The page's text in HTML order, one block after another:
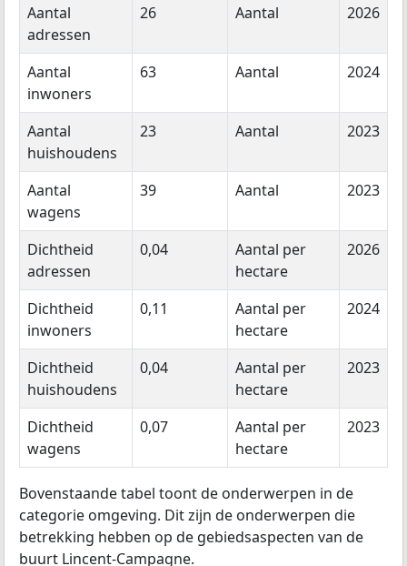
Aantal
adressen
26 Aantal 2026
Aantal
inwoners
63 Aantal 2024
Aantal
huishoudens
23 Aantal 2023
Aantal
wagens
39 Aantal 2023
Dichtheid
adressen
0,04
Aantal per
hectare
2026
Dichtheid
inwoners
0,11
Aantal per
hectare
2024
Dichtheid
huishoudens
0,04
Aantal per
hectare
2023
Dichtheid
wagens
0,07
Aantal per
hectare
2023
Bovenstaande tabel toont de onderwerpen in de
categorie omgeving. Dit zijn de onderwerpen die
betrekking hebben op de gebiedsaspecten van de
buurt Lincent-Campagne.